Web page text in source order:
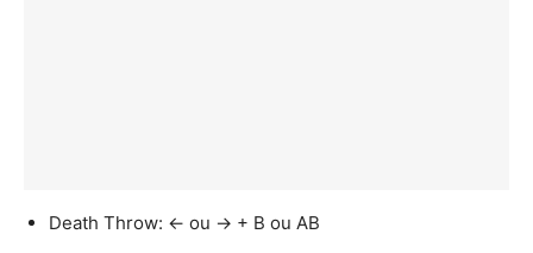
Death Throw: ← ou → + B ou AB